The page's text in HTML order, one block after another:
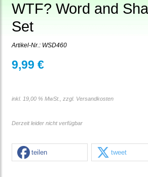
WTF? Word and
Set
Artikel-Nr.: WSD460
9,99 €
inkl. 19,00 % MwSt., zzgl. Versandkosten
Derzeit leider nicht verfügbar
teilen tweet